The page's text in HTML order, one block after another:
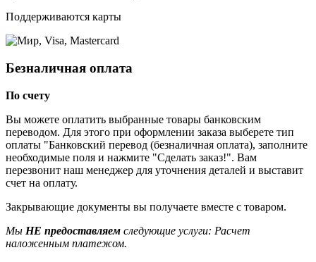
Поддерживаются карты
Безналичная оплата
По счету
Вы можете оплатить выбранные товары банковским
переводом. Для этого при оформлении заказа выберете тип
оплаты "Банковский перевод (безналичная оплата), заполните
необходимые поля и нажмите "Сделать заказ!". Вам
перезвонит наш менеджер для уточнения деталей и выставит
счет на оплату.
Закрывающие документы вы получаете вместе с товаром.
Мы НЕ предоставляем следующие услуги: Расчет
наложенным платежом.